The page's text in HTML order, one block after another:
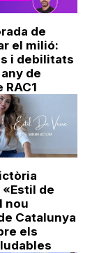
de
el milió:
i debilitats
de
de
nou
Catalunya
els